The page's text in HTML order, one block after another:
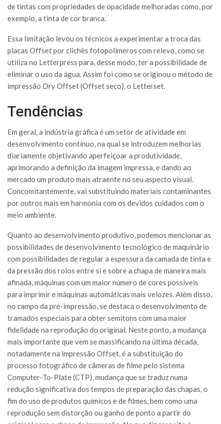
de tintas com propriedades de opacidade melhoradas como, por
exemplo, a tinta de cor branca.
Essa limitação levou os técnicos a experimentar a troca das
placas Offset por clichês fotopolímeros com relevo, como se
utiliza no Letterpress para, desse modo, ter a possibilidade de
eliminar o uso da água. Assim foi como se originou o método de
impressão Dry Offset (Offset seco), o Letterset.
Tendências
Em geral, a indústria gráfica é um setor de atividade em
desenvolvimento contínuo, na qual se introduzem melhorias
diariamente objetivando aperfeiçoar a produtividade,
aprimorando a definição da imagem impressa, e dando ao
mercado um produto mais atraente no seu aspecto visual.
Concomitantemente, vai substituindo materiais contaminantes
por outros mais em harmonia com os devidos cuidados com o
meio ambiente.
Quanto ao desenvolvimento produtivo, podemos mencionar as
possibilidades de desenvolvimento tecnológico de maquinário
com possibilidades de regular a espessura da camada de tinta e
da pressão dos rolos entre si e sobre a chapa de maneira mais
afinada, máquinas com um maior número de cores possíveis
para imprimir e máquinas automáticas mais velozes. Além disso,
no campo da pré-impressão, se destaca o desenvolvimento de
tramados especiais para obter semitons com uma maior
fidelidade na reprodução do original. Neste ponto, a mudança
mais importante que vem se massificando na última década,
notadamente na impressão Offset, é a substituição do
processo fotográfico de câmeras de filme pelo sistema
Computer-To-Plate (CTP), mudança que se traduz numa
redução significativa dos tempos de preparação das chapas, o
fim do uso de produtos químicos e de filmes, bem como uma
reprodução sem distorção ou ganho de ponto a partir do